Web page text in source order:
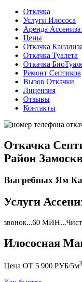
Откачка
Услуги Илососа
Аренда
Цены
Откачка
Откачка Туалета
Откачка
Ремонт Септиков
Вызов Откачки
Лицензия
Отзывы
Контакты
Откачка
Район
Выгребных Ям
Услуги
звонок...60
Илососная
Цена ОТ 5 900 РУБ/5м3